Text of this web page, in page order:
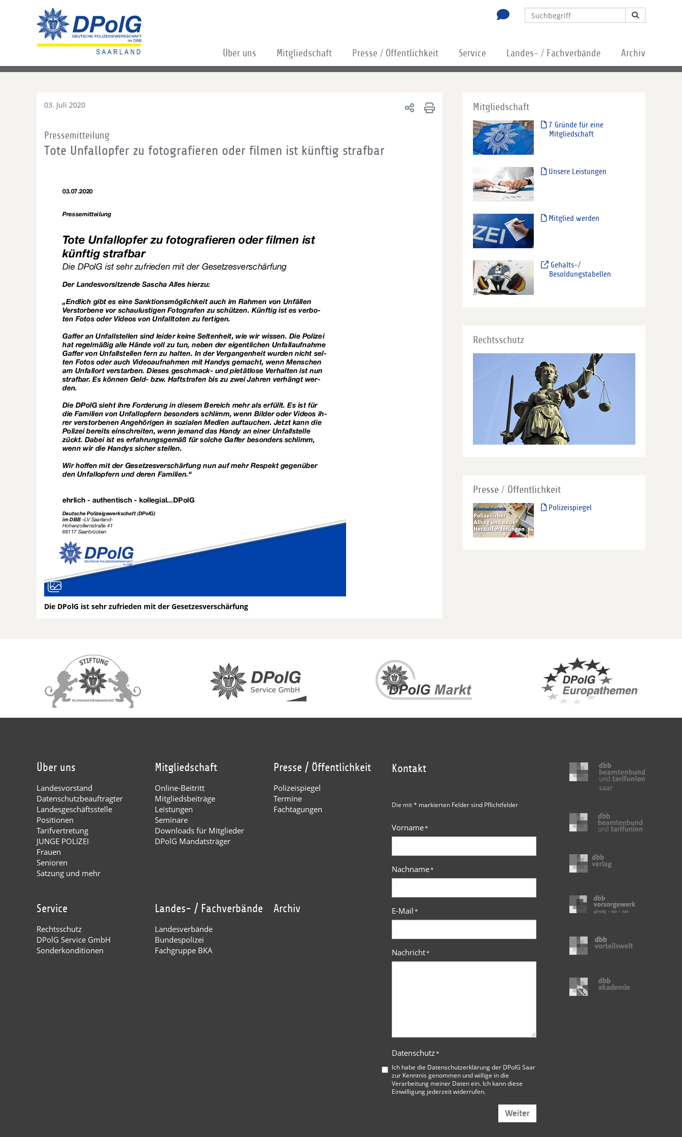
Über uns Mitgliedschaft Presse / Öffentlichkeit Service Landes- / Fachverbände Archiv
03. Juli 2020
Pressemitteilung
Tote Unfallopfer zu fotografieren oder filmen ist künftig strafbar
Die DPolG ist sehr zufrieden mit der Gesetzesverschärfung
Mitgliedschaft
7 Gründe für eine
Mitgliedschaft
Unsere Leistungen
Mitglied werden
Gehalts-/
Besoldungstabellen
Rechtsschutz
Presse / Öffentlichkeit
Polizeispiegel
Über uns
Landesvorstand
Datenschutzbeauftragter
Landesgeschäftsstelle
Positionen
Tarifvertretung
JUNGE POLIZEI
Frauen
Senioren
Satzung und mehr
Mitgliedschaft
Online-Beitritt
Mitgliedsbeiträge
Leistungen
Seminare
Downloads für Mitglieder
DPolG Mandatsträger
Presse / Öffentlichkeit
Polizeispiegel
Termine
Fachtagungen
Service
Rechtsschutz
DPolG Service GmbH
Sonderkonditionen
Landes- / Fachverbände
Landesverbände
Bundespolizei
Fachgruppe BKA
Archiv
Kontakt
Die mit * markierten Felder sind Pflichtfelder
Vorname*
Nachname*
E-Mail*
Nachricht*
Datenschutz*
Ich habe die Datenschutzerklärung der DPolG Saar
zur Kenntnis genommen und willige in die
Verarbeitung meiner Daten ein. Ich kann diese
Einwilligung jederzeit widerrufen.
Weiter